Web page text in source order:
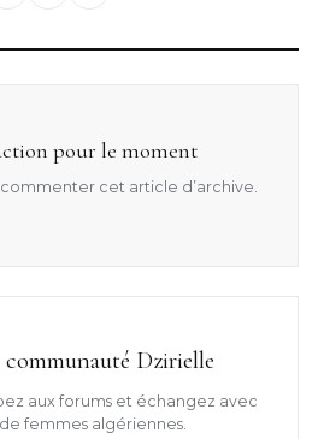
pour le moment
cet article d’archive.
Dzirielle
aux forums et échangez avec
femmes algériennes.